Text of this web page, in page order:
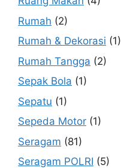
Rumah (2)
Rumah & Dekorasi (1)
Rumah Tangga (2)
Sepak Bola (1)
Sepatu (1)
Sepeda Motor (1)
Seragam (81)
Seragam POLRI (5)